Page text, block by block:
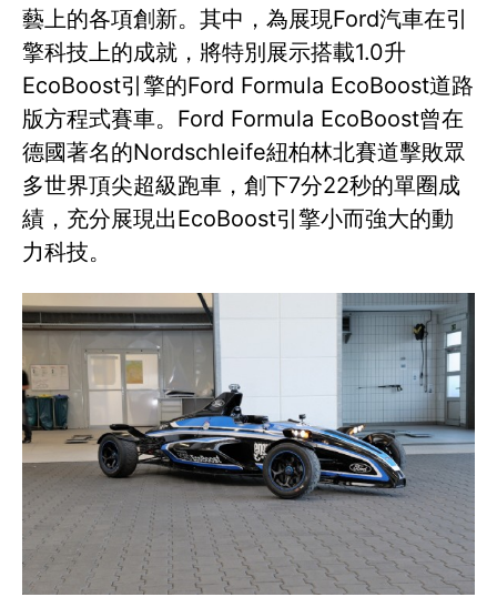
藝上的各項創新。其中，為展現Ford汽車在引
擎科技上的成就，將特別展示搭載1.0升
EcoBoost引擎的Ford Formula EcoBoost道路
版方程式賽車。Ford Formula EcoBoost曾在
德國著名的Nordschleife紐柏林北賽道擊敗眾
多世界頂尖超級跑車，創下7分22秒的單圈成
績，充分展現出EcoBoost引擎小而強大的動
力科技。